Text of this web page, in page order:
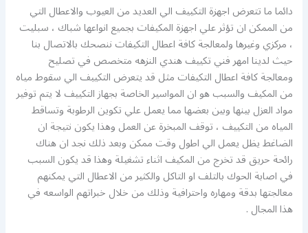
دائما ما تتعرض اجهزة التكييف الي العديد من العيوب والاعطال التي
من الممكن ان تؤثر علي اجهزة المكيفات بجميع انواعها شباك ، سبليت
، مركزي وغيرها ولمعالجة كافة اعطال التكيفات ننصحك بالاتصال بنا
حيث لدينا امهر فني تكييف هندي النزهه متخصص في تصليح
ومعالجة كافة اعطال التكيفات مثل قد يتعرض التكييف الي سقوط مياه
من المكيف والسبب هو ان المواسير الخاصة بجهاز التكييف لا يتم توفير
مواد العزل بينها وبين بعضها مما يعمل علي تكوين الرطوبة وتساقط
المياه من التكييف ، توقف المبخرة عن العمل وهذا يكون نتيجة ان
الضاغط يظل يعمل الي اطول وقت ممكن وبعد ذلك نجد ان هناك
رائحة حريق قد تخرج من المكيف اثناء تشغيلة وهذا قد يكون السبب
في اصابة الحوك بالتلف او التاكل والكثير من الاعطال التي يمكنهم
معالجتها بدقة ومهاره واحترافية وذلك من خلال خبراتهم الواسعه في
هذا المجال .